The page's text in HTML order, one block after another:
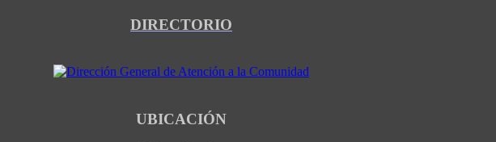
DIRECTORIO
UBICACIÓN